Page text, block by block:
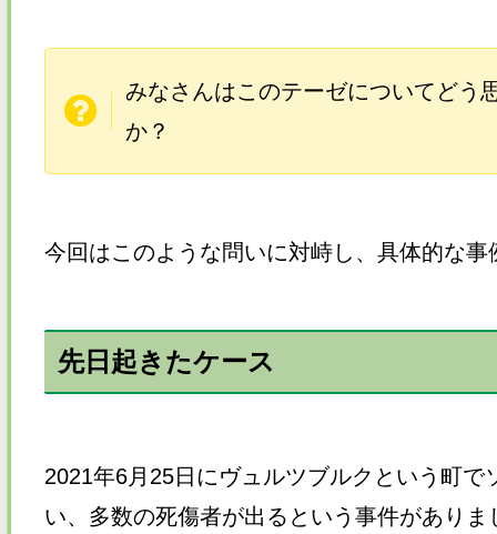
みなさんはこのテーゼについてどう
か？
今回はこのような問いに対峙し、具体的な
先日起きたケース
2021年6月25日にヴュルツブルクという町
い、多数の死傷者が出るという事件がありま